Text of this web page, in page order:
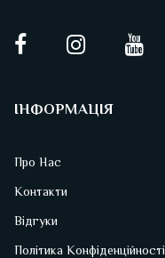
ІНФОРМАЦІЯ
Про Нас
Контакти
Відгуки
Політика Конфіденційності